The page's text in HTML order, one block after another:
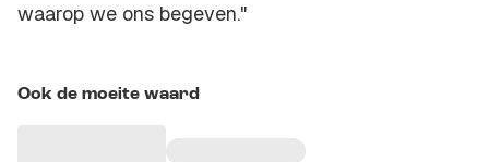
waarop we ons begeven."
Ook de moeite waard